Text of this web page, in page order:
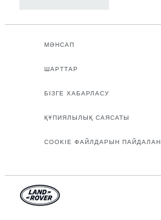
МӘНСАП
ШАРТТАР
БІЗГЕ ХАБАРЛАСУ
ҚҰПИЯЛЫЛЫҚ САЯСАТЫ
COOKIE ФАЙЛДАРЫН